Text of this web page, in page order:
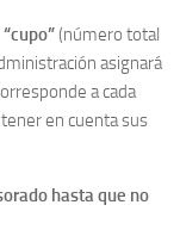
(número total
asignará
a cada
en cuenta sus
hasta que no